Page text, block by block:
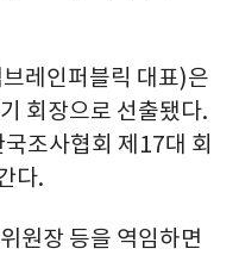
레인퍼블릭 대표)은
회장으로 선출됐다.
조사협회 제17대 회
다.
원장 등을 역임하면